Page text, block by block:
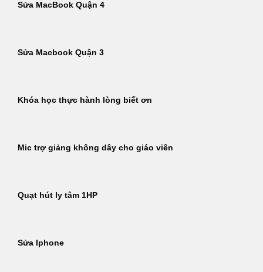
Sửa MacBook Quận 4
Sửa Macbook Quận 3
Khóa học thực hành lòng biết ơn
Mic trợ giảng không dây cho giáo viên
Quạt hút ly tâm 1HP
Sửa Iphone